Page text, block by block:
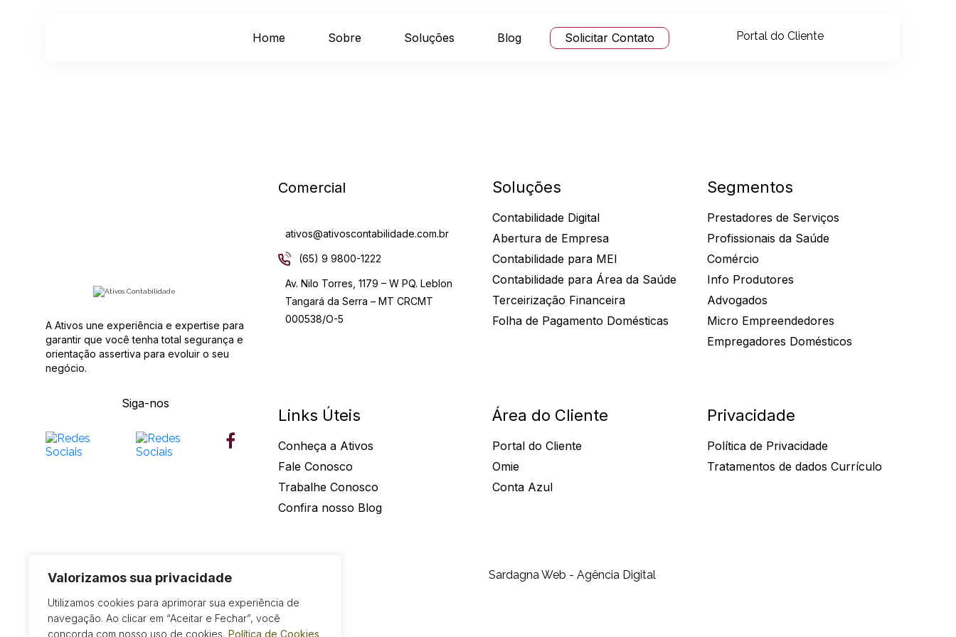
Valorizamos sua privacidade
Utilizamos cookies para aprimorar sua experiência de
navegação. Ao clicar em “Aceitar e Fechar”, você
concorda com nosso uso de cookies. Política de Cookies
Home Sobre Soluções Blog Solicitar Contato Portal do Cliente
A Ativos une experiência e expertise para
garantir que você tenha total segurança e
orientação assertiva para evoluir o seu
negócio.
Siga-nos
Comercial
ativos@ativoscontabilidade.com.br
(65) 9 9800-1222
Av. Nilo Torres, 1179 – W PQ. Leblon
Tangará da Serra – MT CRCMT
000538/O-5
Soluções
Contabilidade Digital
Abertura de Empresa
Contabilidade para MEI
Contabilidade para Área da Saúde
Terceirização Financeira
Folha de Pagamento Domésticas
Segmentos
Prestadores de Serviços
Profissionais da Saúde
Comércio
Info Produtores
Advogados
Micro Empreendedores
Empregadores Domésticos
Links Úteis
Conheça a Ativos
Fale Conosco
Trabalhe Conosco
Confira nosso Blog
Área do Cliente
Portal do Cliente
Omie
Conta Azul
Privacidade
Política de Privacidade
Tratamentos de dados Currículo
Ativos Contabilidade - 2026 - Todos os Direitos Reservados Sardagna Web - Agência Digital